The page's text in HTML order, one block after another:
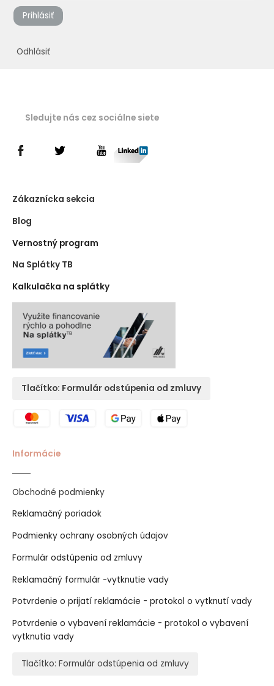
Prihlásiť
Odhlásiť
Sledujte nás cez sociálne siete
Zákaznícka sekcia
Blog
Vernostný program
Na Splátky TB
Kalkulačka na splátky
Tlačítko: Formulár odstúpenia od zmluvy
Informácie
Obchodné podmienky
Reklamačný poriadok
Podmienky ochrany osobných údajov
Formulár odstúpenia od zmluvy
Reklamačný formulár -vytknutie vady
Potvrdenie o prijatí reklamácie - protokol o vytknutí vady
Potvrdenie o vybavení reklamácie - protokol o vybavení
vytknutia vady
Tlačítko: Formulár odstúpenia od zmluvy